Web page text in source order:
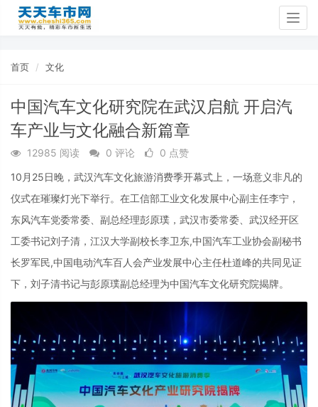
首页 文化
中国汽车文化研究院在武汉启航 开启汽
车产业与文化融合新篇章
12985 阅读 0 评论
0 点赞
10月25日晚，武汉汽车文化旅游消费季开幕式上，一场意义非凡的
仪式在璀璨灯光下举行。在工信部工业文化发展中心副主任李宁，
东风汽车党委常委、副总经理彭原璞，武汉市委常委、武汉经开区
工委书记刘子清，江汉大学副校长李卫东,中国汽车工业协会副秘书
长罗军民,中国电动汽车百人会产业发展中心主任杜道峰的共同见证
下，刘子清书记与彭原璞副总经理为中国汽车文化研究院揭牌。